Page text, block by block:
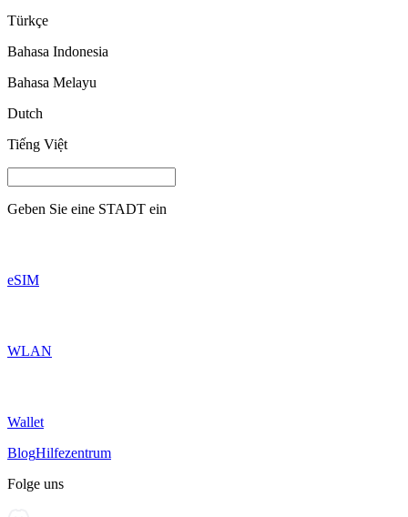
Türkçe
Bahasa Indonesia
Bahasa Melayu
Dutch
Tiếng Việt
Geben Sie eine STADT ein
eSIM
WLAN
Wallet
BlogHilfezentrum
Folge uns